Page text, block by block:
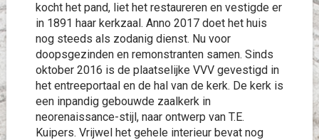
kocht het pand, liet het restaureren en vestigde er
in 1891 haar kerkzaal. Anno 2017 doet het huis
nog steeds als zodanig dienst. Nu voor
doopsgezinden en remonstranten samen. Sinds
oktober 2016 is de plaatselijke VVV gevestigd in
het entreeportaal en de hal van de kerk. De kerk is
een inpandig gebouwde zaalkerk in
neorenaissance-stijl, naar ontwerp van T.E.
Kuipers. Vrijwel het gehele interieur bevat nog